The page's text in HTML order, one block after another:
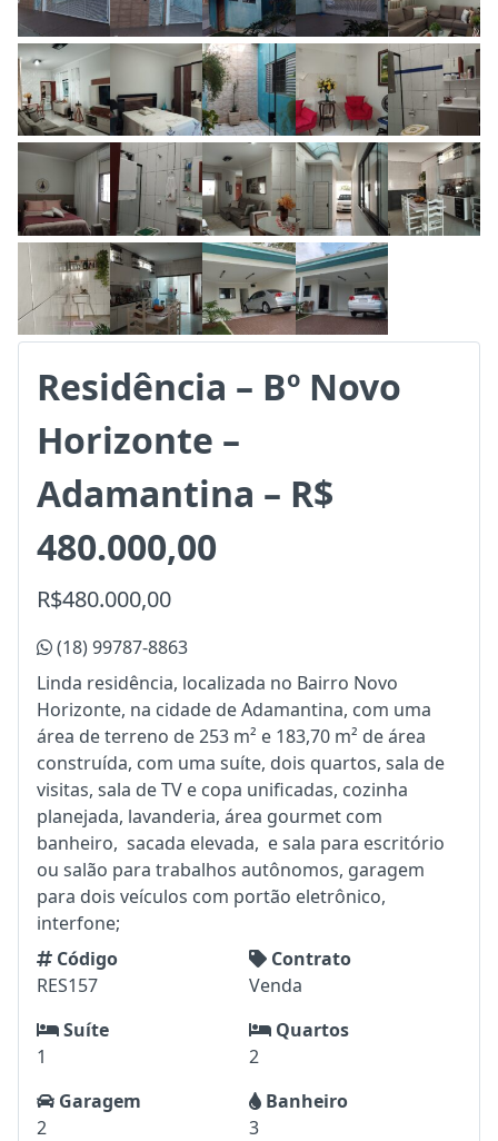
Residência – Bº Novo
Horizonte –
Adamantina – R$
480.000,00
R$480.000,00
(18) 99787-8863
Linda residência, localizada no Bairro Novo
Horizonte, na cidade de Adamantina, com uma
área de terreno de 253 m² e 183,70 m² de área
construída, com uma suíte, dois quartos, sala de
visitas, sala de TV e copa unificadas, cozinha
planejada, lavanderia, área gourmet com
banheiro, sacada elevada, e sala para escritório
ou salão para trabalhos autônomos, garagem
para dois veículos com portão eletrônico,
interfone;
Código
RES157
Contrato
Venda
Suíte
1
Quartos
2
Garagem
2
Banheiro
3